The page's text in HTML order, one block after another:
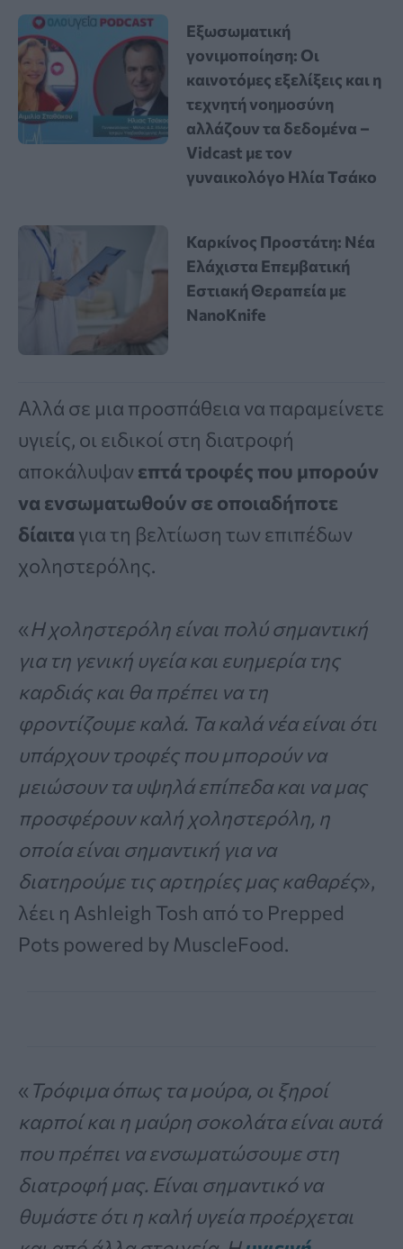
Εξωσωματική
γονιμοποίηση: Οι
καινοτόμες εξελίξεις και η
τεχνητή νοημοσύνη
αλλάζουν τα δεδομένα –
Vidcast με τον
γυναικολόγο Ηλία Τσάκο
Καρκίνος Προστάτη: Νέα
Ελάχιστα Επεμβατική
Εστιακή Θεραπεία με
NanoKnife
Αλλά σε μια προσπάθεια να παραμείνετε
υγιείς, οι ειδικοί στη διατροφή
αποκάλυψαν επτά τροφές που μπορούν
να ενσωματωθούν σε οποιαδήποτε
δίαιτα για τη βελτίωση των επιπέδων
χοληστερόλης.
«Η χοληστερόλη είναι πολύ σημαντική
για τη γενική υγεία και ευημερία της
καρδιάς και θα πρέπει να τη
φροντίζουμε καλά. Τα καλά νέα είναι ότι
υπάρχουν τροφές που μπορούν να
μειώσουν τα υψηλά επίπεδα και να μας
προσφέρουν καλή χοληστερόλη, η
οποία είναι σημαντική για να
διατηρούμε τις αρτηρίες μας καθαρές»,
λέει η Ashleigh Tosh από το Prepped
Pots powered by MuscleFood.
« Τρόφιμα όπως τα μούρα, οι ξηροί
καρποί και η μαύρη σοκολάτα είναι αυτά
που πρέπει να ενσωματώσουμε στη
διατροφή μας. Είναι σημαντικό να
θυμάστε ότι η καλή υγεία προέρχεται